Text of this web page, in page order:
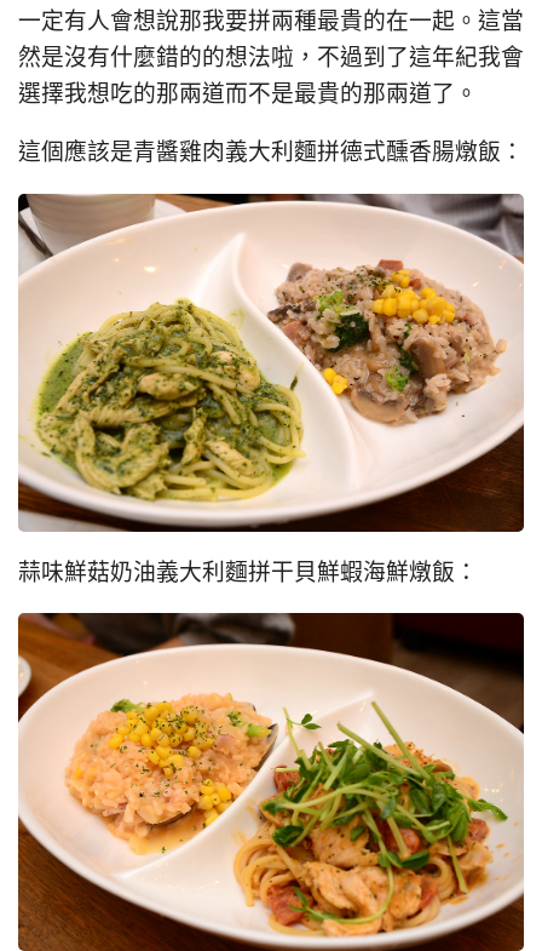
一定有人會想說那我要拼兩種最貴的在一起。這當
然是沒有什麼錯的的想法啦，不過到了這年紀我會
選擇我想吃的那兩道而不是最貴的那兩道了。
這個應該是青醬雞肉義大利麵拼德式醺香腸燉飯：
蒜味鮮菇奶油義大利麵拼干貝鮮蝦海鮮燉飯：